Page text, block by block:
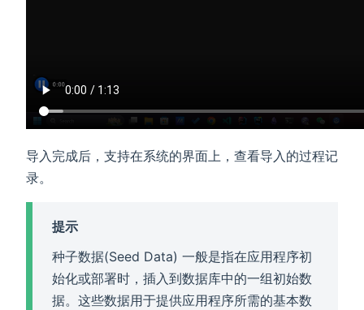
导入完成后，支持在系统的界面上，查看导入的过程记
录。
提示
种子数据(Seed Data) 一般是指在应用程序初
始化或部署时，插入到数据库中的一组初始数
据。这些数据用于提供应用程序所需的基本数